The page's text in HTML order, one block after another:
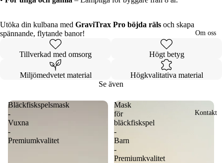
Om oss
Kontakt
Utöka din kulbana med GraviTrax Pro böjda räls och skapa
spännande, flytande banor!
Tillverkad med omsorg Högt betyg
Miljömedvetet material
Högkvalitativa material
Se även
Bläckfiskspelsmask
-
Vuxna
-
Premiumkvalitet
Mask
för
bläckfiskspel
-
Barn
-
Premiumkvalitet